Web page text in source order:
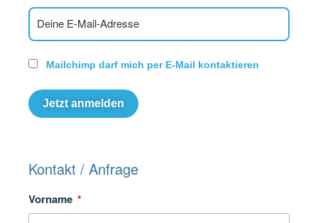
Mailchimp darf mich per E-Mail kontaktieren
Kontakt / Anfrage
Vorname